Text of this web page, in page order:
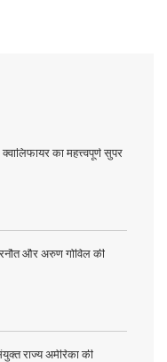
का महत्त्वपूर्ण सुपर
और अरुण गोविल की
राज्य अमेरिका की